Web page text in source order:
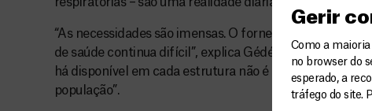
Gerir
Como a
no browser do
esperado, a
tráfego do site.
“As necessidades são imensas. O fornecimento de
de saúde continua difícil”, explica Gédéon Mushadi,
há disponível em cada estrutura não é suficiente para
população”.